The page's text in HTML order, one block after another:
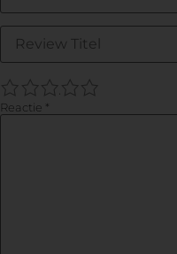
5
4
3
2
Reactie *